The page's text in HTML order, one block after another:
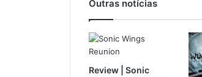
Outras notícias
Review | Sonic